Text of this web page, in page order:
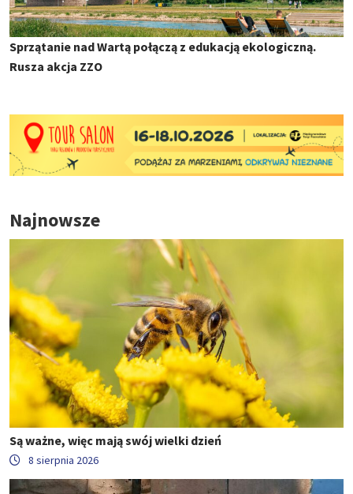
Sprzątanie nad Wartą połączą z edukacją ekologiczną.
Rusza akcja ZZO
Najnowsze
Są ważne, więc mają swój wielki dzień
8 sierpnia 2026